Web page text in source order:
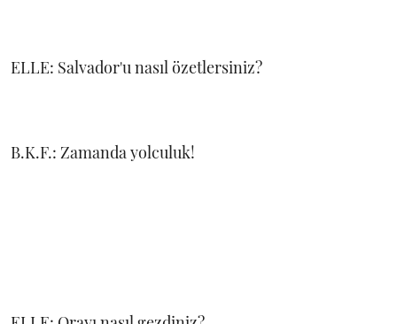
ELLE: Salvador'u nasıl özetlersiniz?
B.K.F.: Zamanda yolculuk!